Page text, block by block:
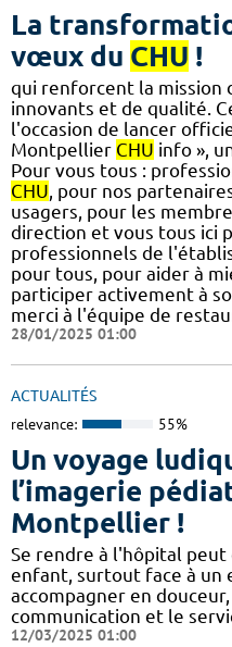
La
vœux du CHU !
qui renforcent la mission
innovants et de qualité.
l'occasion de lancer
Montpellier CHU info »,
Pour vous tous :
CHU , pour nos
usagers, pour les
direction et vous tous ici
professionnels de
pour tous, pour aider à
participer activement à
merci à l'équipe de
28/01/2025 01:00
ACTUALITÉS
relevance: 55%
Un voyage
l’imagerie
Montpellier !
​​​Se rendre à l'hôpital
enfant, surtout face à un
accompagner en
communication et le
12/03/2025 01:00